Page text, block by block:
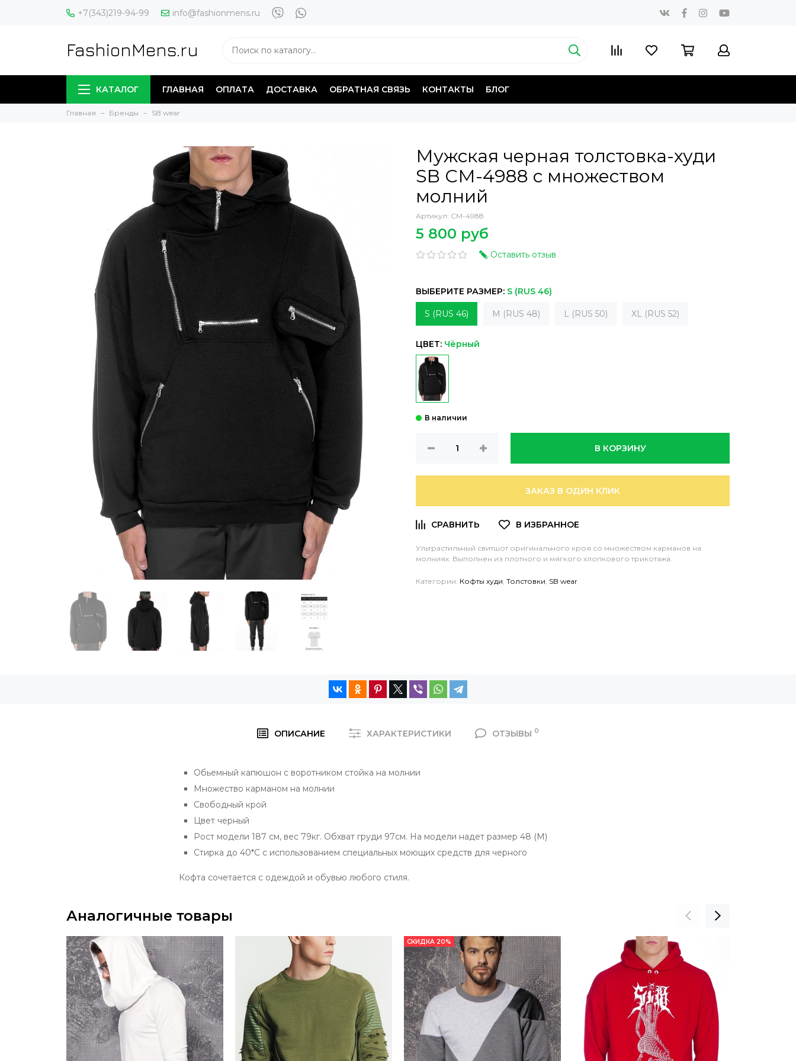
+7(343)219-94-99 info@fashionmens.ru
FashionMens.ru
КАТАЛОГ ГЛАВНАЯ ОПЛАТА ДОСТАВКА ОБРАТНАЯ СВЯЗЬ КОНТАКТЫ БЛОГ
Главная Бренды SB wear
Мужская черная толстовка-худи
SB СМ-4988 с множеством
молний
Артикул: СМ-4988
5 800 руб
Оставить отзыв
ВЫБЕРИТЕ РАЗМЕР: S (RUS 46)
S (RUS 46) M (RUS 48) L (RUS 50) XL (RUS 52)
ЦВЕТ: Чёрный
В КОРЗИНУ
ЗАКАЗ В ОДИН КЛИК
Ультрастильный свитшот оригинального кроя со множеством карманов на
молниях. Выполнен из плотного и мягкого хлопкового трикотажа.
Категории: Кофты худи, Толстовки, SB wear
ОПИСАНИЕ ХАРАКТЕРИСТИКИ ОТЗЫВЫ 0
Обьемный капюшон с воротником стойка на молнии
Множество карманом на молнии
Свободный крой
Цвет черный
Рост модели 187 см, вес 79кг. Обхват груди 97см. На модели надет размер 48 (М)
Стирка до 40*С с использованием специальных моющих средств для черного
Кофта сочетается с одеждой и обувью любого стиля.
Аналогичные товары
СКИДКА 20%